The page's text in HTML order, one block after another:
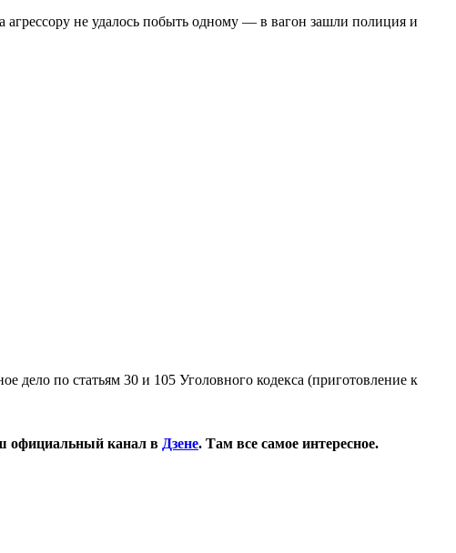
агрессору не удалось побыть одному — в вагон зашли полиция и
по статьям 30 и 105 Уголовного кодекса (приготовление к
официальный канал в Дзене. Там все самое интересное.